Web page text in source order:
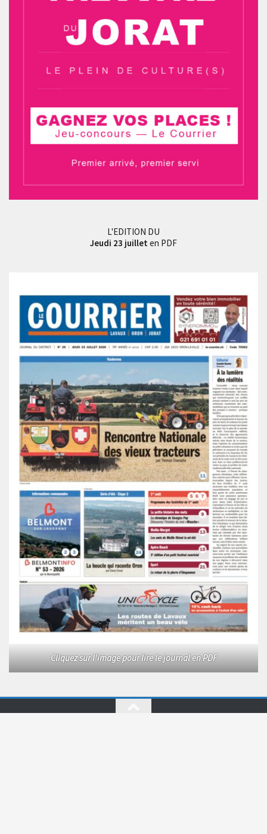
L'EDITION DU
Jeudi 23 juillet en PDF
Cliquez sur l'image pour lire le journal en PDF